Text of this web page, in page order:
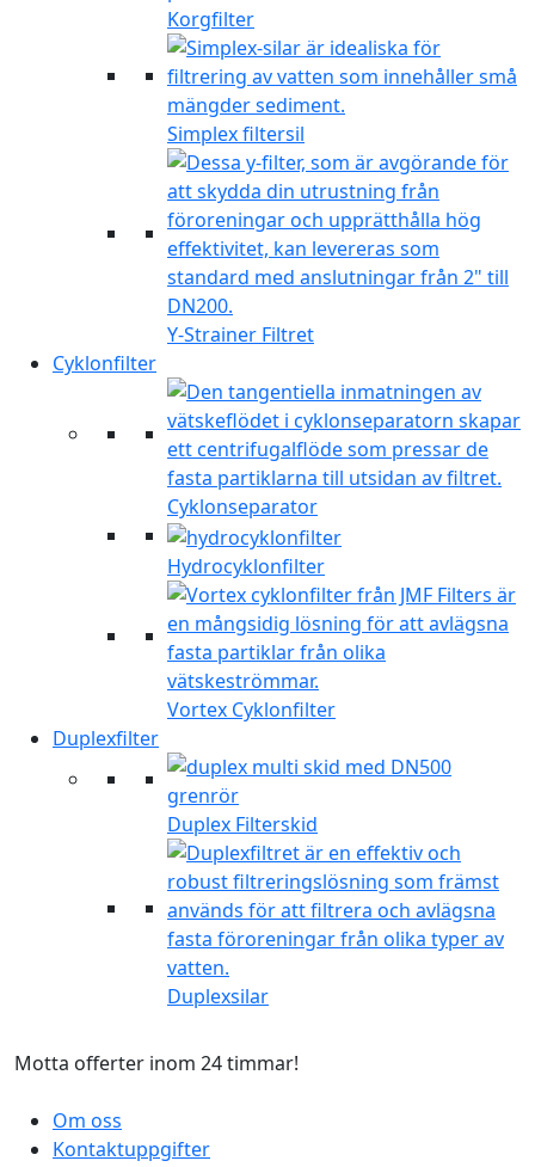
Korgfilter
Simplex filtersil
Y-Strainer Filtret
Cyklonfilter
Cyklonseparator
Hydrocyklonfilter
Vortex Cyklonfilter
Duplexfilter
Duplex Filterskid
Duplexsilar
Motta offerter inom 24 timmar!
Om oss
Kontaktuppgifter